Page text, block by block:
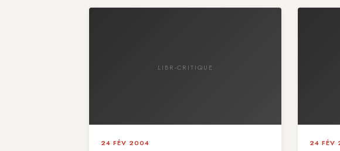
LIBR-CRITIQUE
24 FÉV 2004 24 FÉV